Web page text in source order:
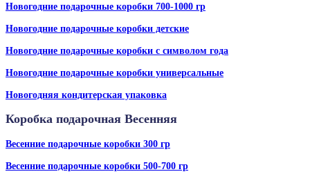
Новогодние подарочные коробки 700-1000 гр
Новогодние подарочные коробки детские
Новогодние подарочные коробки с символом года
Новогодние подарочные коробки универсальные
Новогодняя кондитерская упаковка
Коробка подарочная Весенняя
Весенние подарочные коробки 300 гр
Весенние подарочные коробки 500-700 гр